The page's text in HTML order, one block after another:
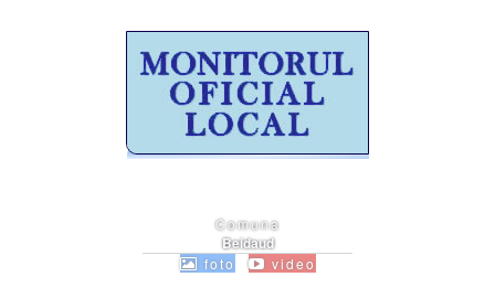
Comuna
Beidaud
foto video